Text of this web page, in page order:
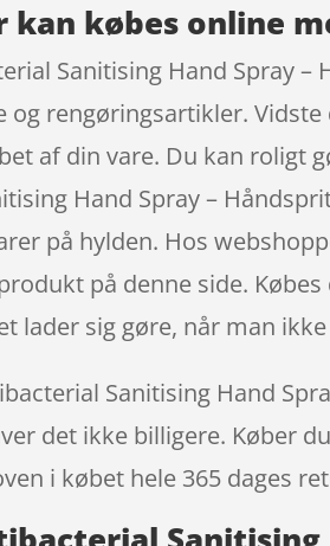
kan købes online
Sanitising Hand Spray
og rengøringsartikler.
af din vare. Du kan roligt
Hand Spray –
på hylden. Hos
på denne side.
lader sig gøre, når man
Sanitising Hand
det ikke billigere. Køber
i købet hele 365 dages